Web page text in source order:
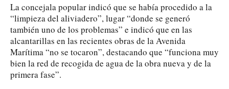
La concejala popular indicó que se había procedido a la
“limpieza del aliviadero”, lugar “donde se generó
también uno de los problemas” e indicó que en las
alcantarillas en las recientes obras de la Avenida
Marítima “no se tocaron”, destacando que “funciona muy
bien la red de recogida de agua de la obra nueva y de la
primera fase”.